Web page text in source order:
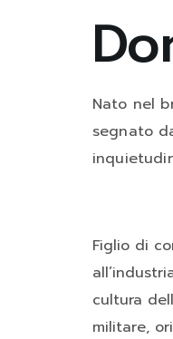
Nato nel
segnato
Figlio di
cultura
militare,